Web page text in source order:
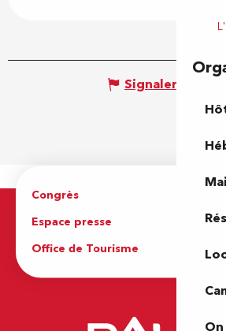
Signaler une
Congrès
Espace presse
Office de Tourisme